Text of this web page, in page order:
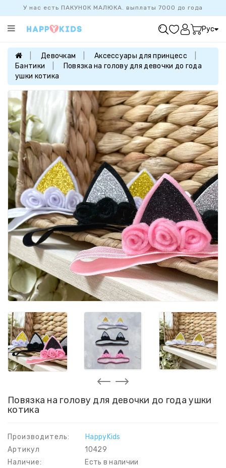
У нас есть ПАКУНОК МАЛЮКА. выплаты 7000 до года
Категории
ПРОДАЖ
БАЗОВАЯ
КОЛЛЕКЦИЯ
ДЕВОЧКАМ
МАЛЬЧИКАМ
НОВОРОЖДЕННЫМ
FAMILYLOOK
Рус
Девочкам
Аксессуары для принцесс
Бантики
Повязка на голову для девочки до года
ушки котика
Повязка на голову для девочки до года ушки
котика
Производитель:
HappyKids
Артикул
10429
Наличие:
Есть в наличии